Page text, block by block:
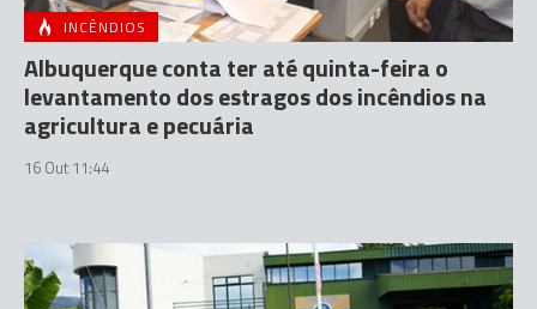
INCÊNDIOS
Albuquerque conta ter até quinta-feira o
levantamento dos estragos dos incêndios na
agricultura e pecuária
16 Out 11:44